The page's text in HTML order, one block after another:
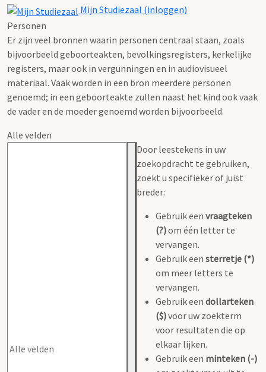
Mijn Studiezaal (inloggen)
Personen
Er zijn veel bronnen waarin personen centraal staan, zoals
bijvoorbeeld geboorteakten, bevolkingsregisters, kerkelijke
registers, maar ook in vergunningen en in audiovisueel
materiaal. Vaak worden in een bron meerdere personen
genoemd; in een geboorteakte zullen naast het kind ook vaak
de vader en de moeder genoemd worden bijvoorbeeld.
Alle velden
Door leestekens in uw
zoekopdracht te gebruiken,
zoekt u specifieker of juist
breder:
Gebruik een vraagteken
(?)om één letter te
vervangen.
Gebruik een sterretje (*)
om meer letters te
vervangen.
Gebruik een dollarteken
($)voor uw zoekterm
voor resultaten die op
elkaar lijken.
Gebruik een minteken (-)